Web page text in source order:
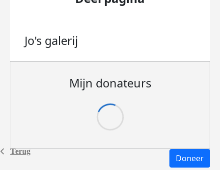
Terug
Jo's galerij
Mijn donateurs
Doneer